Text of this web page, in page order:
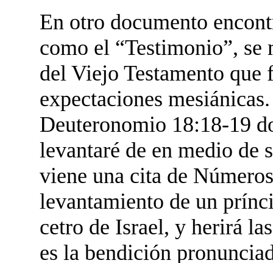
En otro documento
como el “Testimonio”, se
del Viejo Testamento que
expectaciones
Deuteronomio 18:18-19
levantaré de en medio de
viene una cita de
levantamiento de un
cetro de Israel, y herirá
es la bendición